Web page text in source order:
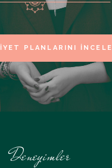
PLANLARINI INCELE
Deneyimler